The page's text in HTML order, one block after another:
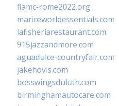
fiamc-rome2022.org
mariceworldessentials.com
lafisheriarestaurant.com
915jazzandmore.com
aguadulce-countryfair.com
jakehovis.com
bosswingsduluth.com
birminghamautocare.com